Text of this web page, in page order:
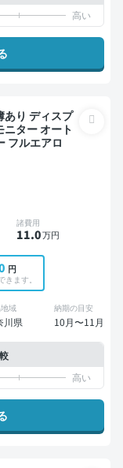
ター オート
フルエアロ
諸費用
11.0万円
円
ます。
域
川県
納期の目安
10月〜11月